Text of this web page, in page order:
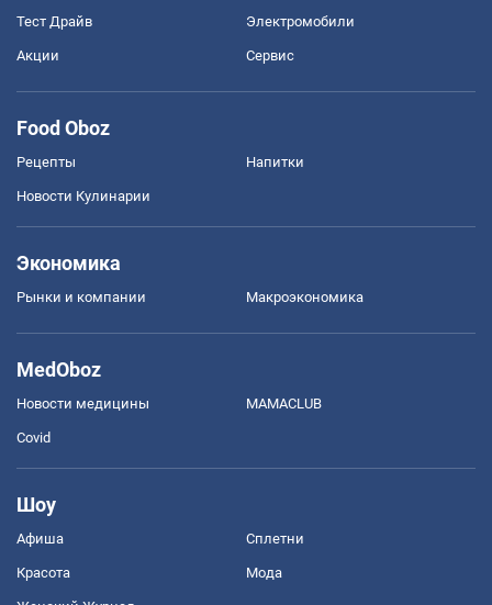
Тест Драйв Электромобили
Акции Сервис
Food Oboz
Рецепты Напитки
Новости Кулинарии
Экономика
Рынки и компании Mакроэкономика
MedOboz
Новости медицины MAMACLUB
Covid
Шоу
Афиша Сплетни
Красота Мода